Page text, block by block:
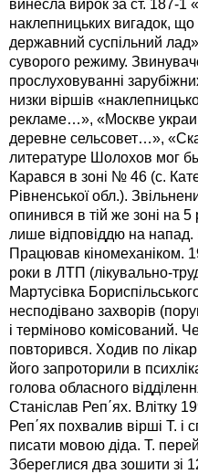
винесла вирок за ст. 187-
наклепницьких вигадок,
державний суспільний
суворого режиму.
прослуховуванні
низки віршів
рекламе…», «Москве
деревне сельсовет…»,
литературе Шолохов мог
Карався в зоні № 46 (с.
Рівненської обл.).
опинився в тій же зоні на 5
лише відповіддю на
Працював кіномеханіком.
роки в ЛТП (лікувально-
Мартусівка
несподівано захворів
і терміново комісований.
повторився. Ходив по
його запроторили в
голова обласного
Станіслав Реп΄ях. Влітку
Реп΄ях похвалив вірші Т. і
писати мовою діда. Т.
Збереглися два зошити зі